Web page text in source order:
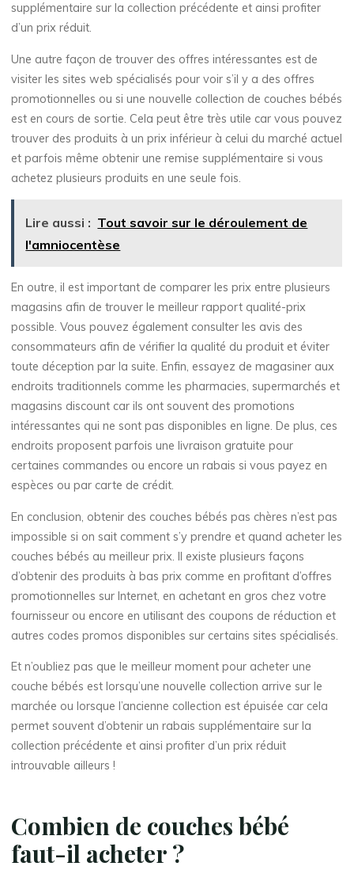
supplémentaire sur la collection précédente et ainsi profiter
d’un prix réduit.
Une autre façon de trouver des offres intéressantes est de
visiter les sites web spécialisés pour voir s’il y a des offres
promotionnelles ou si une nouvelle collection de couches bébés
est en cours de sortie. Cela peut être très utile car vous pouvez
trouver des produits à un prix inférieur à celui du marché actuel
et parfois même obtenir une remise supplémentaire si vous
achetez plusieurs produits en une seule fois.
Lire aussi : Tout savoir sur le déroulement de
l'amniocentèse
En outre, il est important de comparer les prix entre plusieurs
magasins afin de trouver le meilleur rapport qualité-prix
possible. Vous pouvez également consulter les avis des
consommateurs afin de vérifier la qualité du produit et éviter
toute déception par la suite. Enfin, essayez de magasiner aux
endroits traditionnels comme les pharmacies, supermarchés et
magasins discount car ils ont souvent des promotions
intéressantes qui ne sont pas disponibles en ligne. De plus, ces
endroits proposent parfois une livraison gratuite pour
certaines commandes ou encore un rabais si vous payez en
espèces ou par carte de crédit.
En conclusion, obtenir des couches bébés pas chères n’est pas
impossible si on sait comment s’y prendre et quand acheter les
couches bébés au meilleur prix. Il existe plusieurs façons
d’obtenir des produits à bas prix comme en profitant d’offres
promotionnelles sur Internet, en achetant en gros chez votre
fournisseur ou encore en utilisant des coupons de réduction et
autres codes promos disponibles sur certains sites spécialisés.
Et n’oubliez pas que le meilleur moment pour acheter une
couche bébés est lorsqu’une nouvelle collection arrive sur le
marchée ou lorsque l’ancienne collection est épuisée car cela
permet souvent d’obtenir un rabais supplémentaire sur la
collection précédente et ainsi profiter d’un prix réduit
introuvable ailleurs !
Combien de couches bébé
faut-il acheter ?